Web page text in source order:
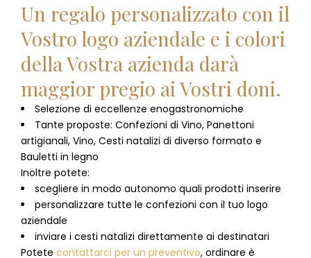
Un regalo personalizzato con il
Vostro logo aziendale e i colori
della Vostra azienda darà
maggior pregio ai Vostri doni.
Selezione di eccellenze enogastronomiche
Tante proposte: Confezioni di Vino, Panettoni
artigianali, Vino, Cesti natalizi di diverso formato e
Bauletti in legno
Inoltre potete:
scegliere in modo autonomo quali prodotti inserire
personalizzare tutte le confezioni con il tuo logo
aziendale
inviare i cesti natalizi direttamente ai destinatari
Potete contattarci per un preventivo, ordinare è